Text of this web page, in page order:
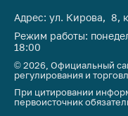
конкурентной
политики
Адрес: ул. Кирова, 8,
Режим работы:
18:00
© 2026, Официальный
регулирования и
При цитировании
первоисточник